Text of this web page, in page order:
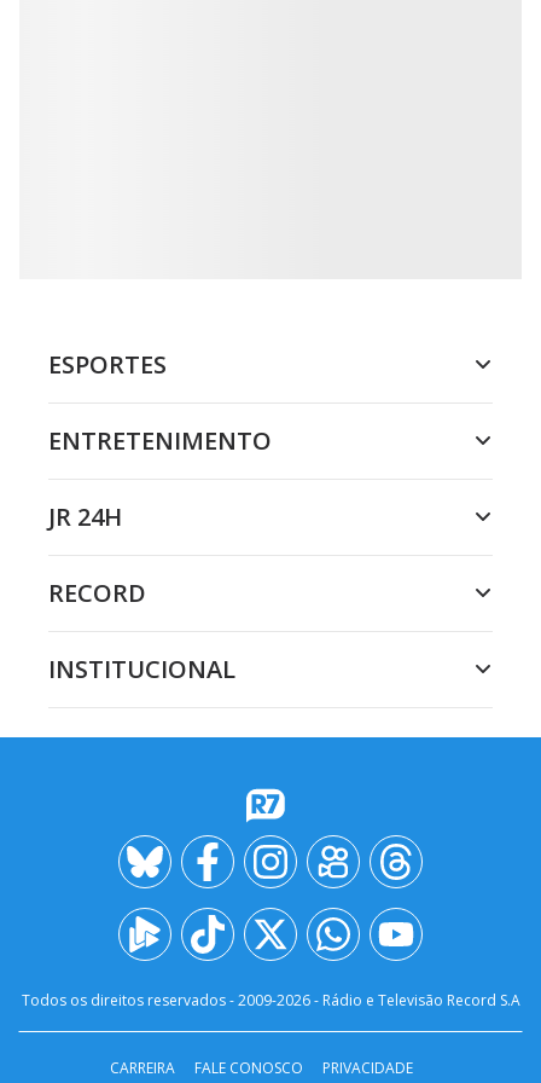
ESPORTES
ENTRETENIMENTO
JR 24H
RECORD
INSTITUCIONAL
Todos os direitos reservados - 2009-2026- Rádio e Televisão Record S.A
CARREIRA FALE CONOSCO
PRIVACIDADE